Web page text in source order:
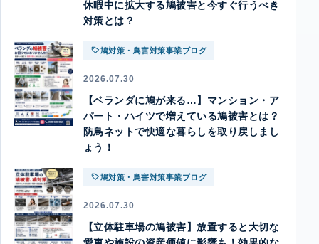
休暇中に拡大する鳩被害と今すぐ行うべき
対策とは？
鳩対策・鳥害対策事業ブログ
2026.07.30
【ベランダに鳩が来る…】マンション・ア
パート・ハイツで増えている鳩被害とは？
防鳥ネットで快適な暮らしを取り戻しまし
ょう！
鳩対策・鳥害対策事業ブログ
2026.07.30
【立体駐車場の鳩被害】放置すると大切な